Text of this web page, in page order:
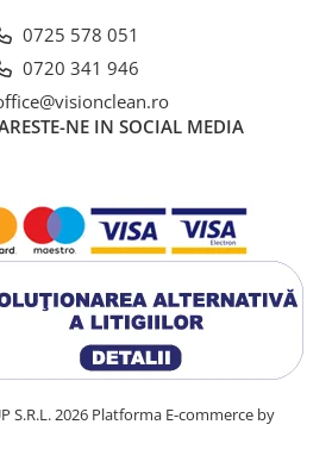
0725 578 051
0720 341 946
NE IN SOCIAL MEDIA
S.R.L. 2026 Platforma E-commerce by